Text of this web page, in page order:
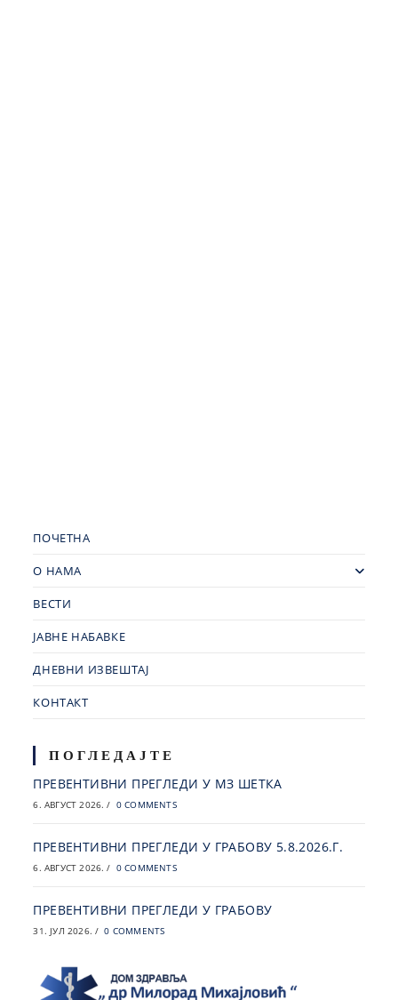
ПОЧЕТНА
О НАМА
ВЕСТИ
ЈАВНЕ НАБАВКЕ
ДНЕВНИ ИЗВЕШТАЈ
КОНТАКТ
ПОГЛЕДАЈТЕ
ПРЕВЕНТИВНИ ПРЕГЛЕДИ У МЗ ШЕТКА
6. АВГУСТ 2026. / 0 COMMENTS
ПРЕВЕНТИВНИ ПРЕГЛЕДИ У ГРАБОВУ 5.8.2026.Г.
6. АВГУСТ 2026. / 0 COMMENTS
ПРЕВЕНТИВНИ ПРЕГЛЕДИ У ГРАБОВУ
31. ЈУЛ 2026. / 0 COMMENTS